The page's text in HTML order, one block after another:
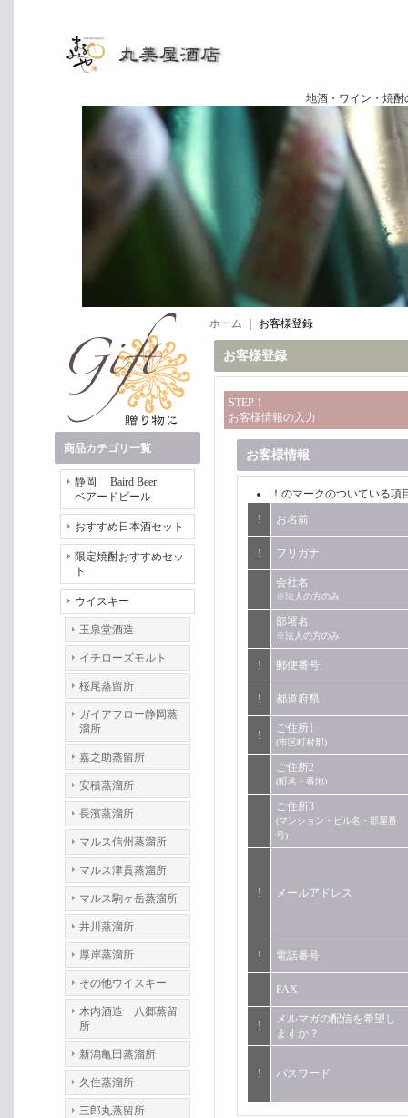
地酒・ワイン・焼酎の専門店
商品カテゴリ一覧
静岡 Baird Beer
ベアードビール
おすすめ日本酒セット
限定焼酎おすすめセッ
ト
ウイスキー
玉泉堂酒造
イチローズモルト
桜尾蒸留所
ガイアフロー静岡蒸
溜所
嘉之助蒸留所
安積蒸溜所
長濱蒸溜所
マルス信州蒸溜所
マルス津貫蒸溜所
マルス駒ヶ岳蒸溜所
井川蒸溜所
厚岸蒸溜所
その他ウイスキー
木内酒造 八郷蒸留
所
新潟亀田蒸溜所
久住蒸溜所
三郎丸蒸留所
ホーム お客様登録
お客様登録
STEP 1
お客様情報の入力
お客様情報
！ のマークのついている項
!
お名前
! フリガナ
会社名
※法人の方のみ
部署名
※法人の方のみ
! 郵便番号
! 都道府県
!
ご住所1
(市区町村郡)
ご住所2
(町名・番地)
ご住所3
(マンション・ビル名・部屋番
号)
! メールアドレス
! 電話番号
FAX
!
メルマガの配信を希望し
ますか？
! パスワード